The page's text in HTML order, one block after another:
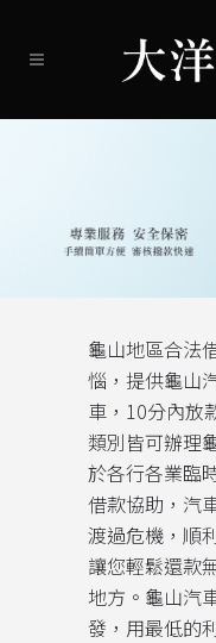
龜山地區合法
惱，提供龜山
車，10分內放
類別皆可辦理
於各行各業臨
借款協助，汽
渡過危機，順
讓您輕鬆還款
地方。龜山汽
發，用最低的